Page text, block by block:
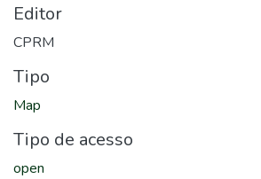
Editor
CPRM
Tipo
Map
Tipo de acesso
open